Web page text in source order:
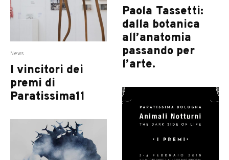
News
I vincitori dei
premi di
Paratissima11
Paola Tassetti:
dalla botanica
all’anatomia
passando per
l’arte.